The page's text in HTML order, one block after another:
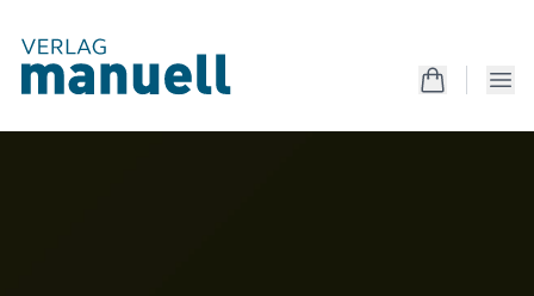
Kreativanleitungen Unterrichtsmaterialien Mappen